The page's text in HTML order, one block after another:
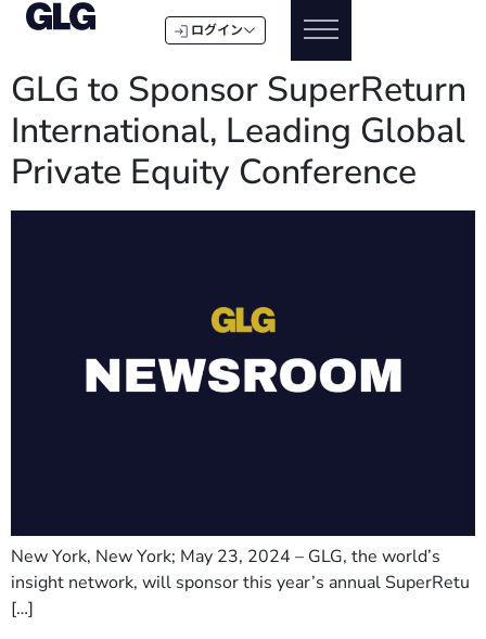
ログイン
GLG to Sponsor SuperReturn
International, Leading Global
Private Equity Conference
New York, New York; May 23, 2024 – GLG, the world’s
insight network, will sponsor this year’s annual SuperRetu
[…]